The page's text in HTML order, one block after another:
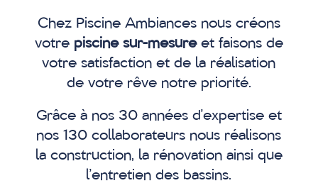
Chez Piscine Ambiances nous créons
votre piscine sur-mesureet faisons de
votre satisfaction et de la réalisation
de votre rêve notre priorité.
Grâce à nos 30 années d’expertise et
nos 130 collaborateurs nous réalisons
la construction, la rénovation ainsi que
l’entretien des bassins.